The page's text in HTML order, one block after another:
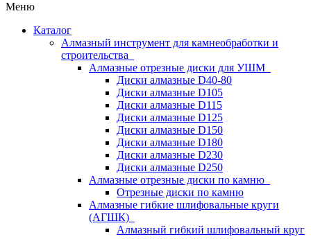
Меню
Каталог
Алмазный инструмент для камнеобработки и
строительства
Алмазные отрезные диски для УШМ
Диски алмазные D40-80
Диски алмазные D105
Диски алмазные D115
Диски алмазные D125
Диски алмазные D150
Диски алмазные D180
Диски алмазные D230
Диски алмазные D250
Алмазные отрезные диски по камню
Отрезные диски по камню
Алмазные гибкие шлифовальные круги
(АГШК)
Алмазный гибкий шлифовальный круг